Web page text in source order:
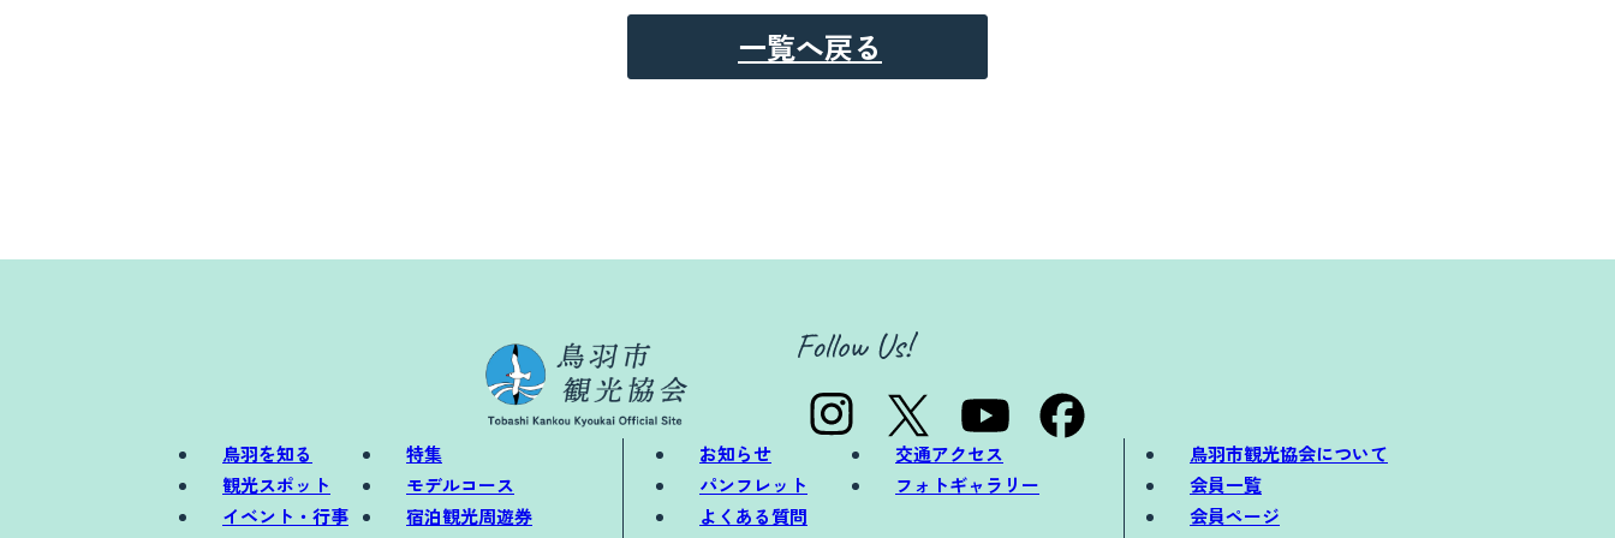
一覧へ戻る
鳥羽を知る
特集
観光スポット
モデルコース
イベント・行事
宿泊観光周遊券
お知らせ
交通アクセス
パンフレット
フォトギャラリー
よくある質問
鳥羽市観光協会について
会員一覧
会員ページ